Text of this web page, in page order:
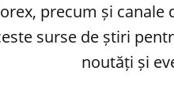
precum și
surse de știri
noutăți și